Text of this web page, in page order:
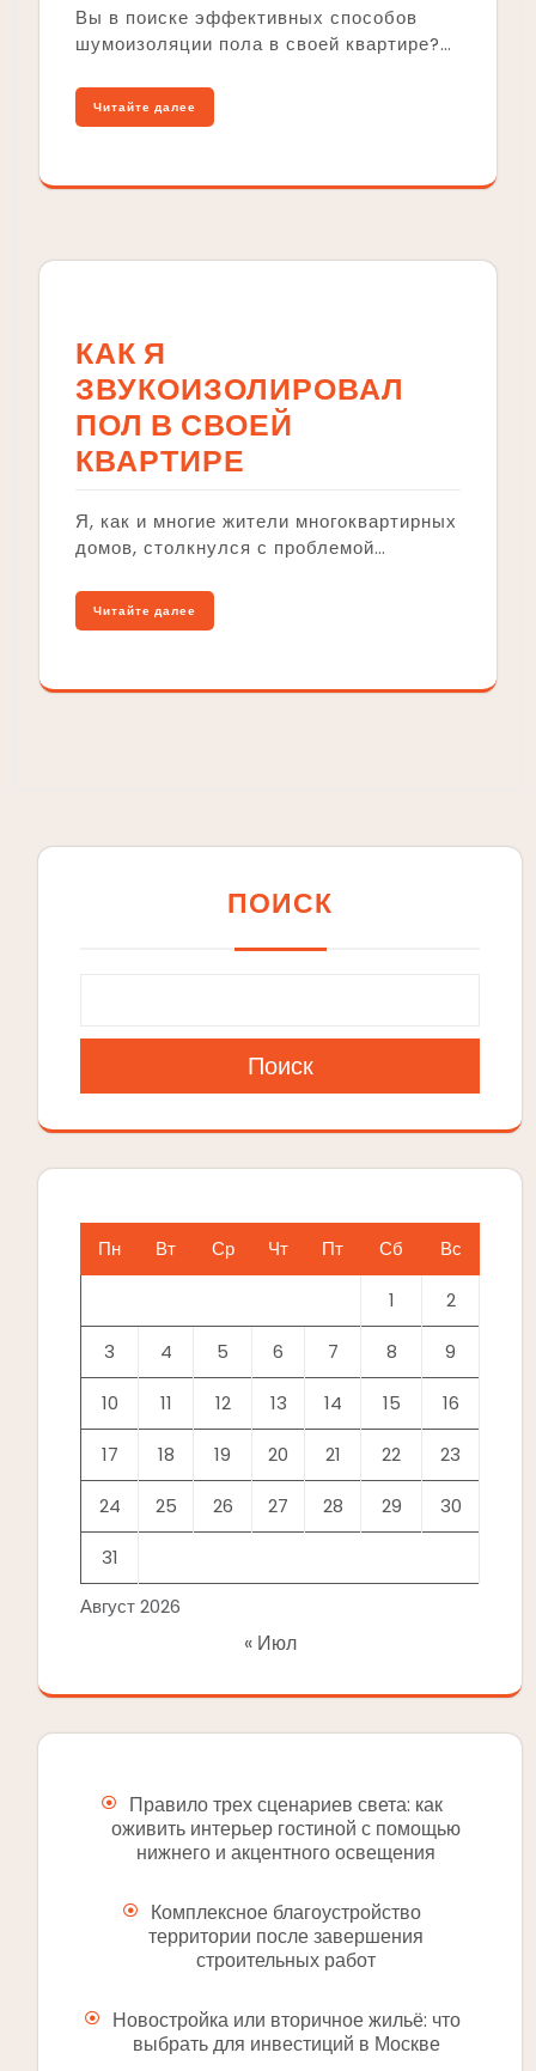
Вы в поиске эффективных способов
шумоизоляции пола в своей квартире?…
Читайте далее
КАК Я
ЗВУКОИЗОЛИРОВАЛ
ПОЛ В СВОЕЙ
КВАРТИРЕ
Я, как и многие жители многоквартирных
домов, столкнулся с проблемой…
Читайте далее
ПОИСК
Поиск
Август 2026
Пн Вт Ср Чт Пт Сб Вс
1 2
3 4 5 6 7 8 9
10 11 12 13 14 15 16
17 18 19 20 21 22 23
24 25 26 27 28 29 30
31
« Июл
Правило трех сценариев света: как
оживить интерьер гостиной с помощью
нижнего и акцентного освещения
Комплексное благоустройство
территории после завершения
строительных работ
Новостройка или вторичное жильё: что
выбрать для инвестиций в Москве